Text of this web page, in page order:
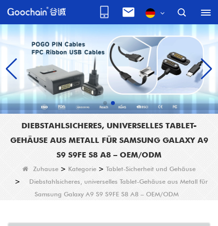
DIEBSTAHLSICHERES, UNIVERSELLES TABLET-
GEHÄUSE AUS METALL FÜR SAMSUNG GALAXY A9
S9 S9FE S8 A8 – OEM/ODM
Zuhause > Kategorie > Tablet-Sicherheit und Gehäuse
>
Diebstahlsicheres, universelles Tablet-Gehäuse aus Metall für
Samsung Galaxy A9 S9 S9FE S8 A8 – OEM/ODM